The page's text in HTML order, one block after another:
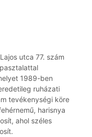
utca 77. szám
1989-ben
ruházati
tevékenységi köre
harisnya
ahol széles